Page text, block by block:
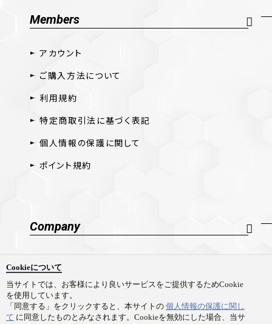
Cookieについて
当サイトでは、お客様により良いサービスをご提供するためCookie
を使用しています。
「同意する」をクリックすると、本サイトの 個人情報の保護に関し
て に同意したものとみなされます。Cookieを無効にした場合、当サ
Members
アカウント
ご購入方法について
利用規約
特定商取引法に基づく表記
個人情報の保護に関して
ポイント規約
Company
採用情報
お問い合わせ